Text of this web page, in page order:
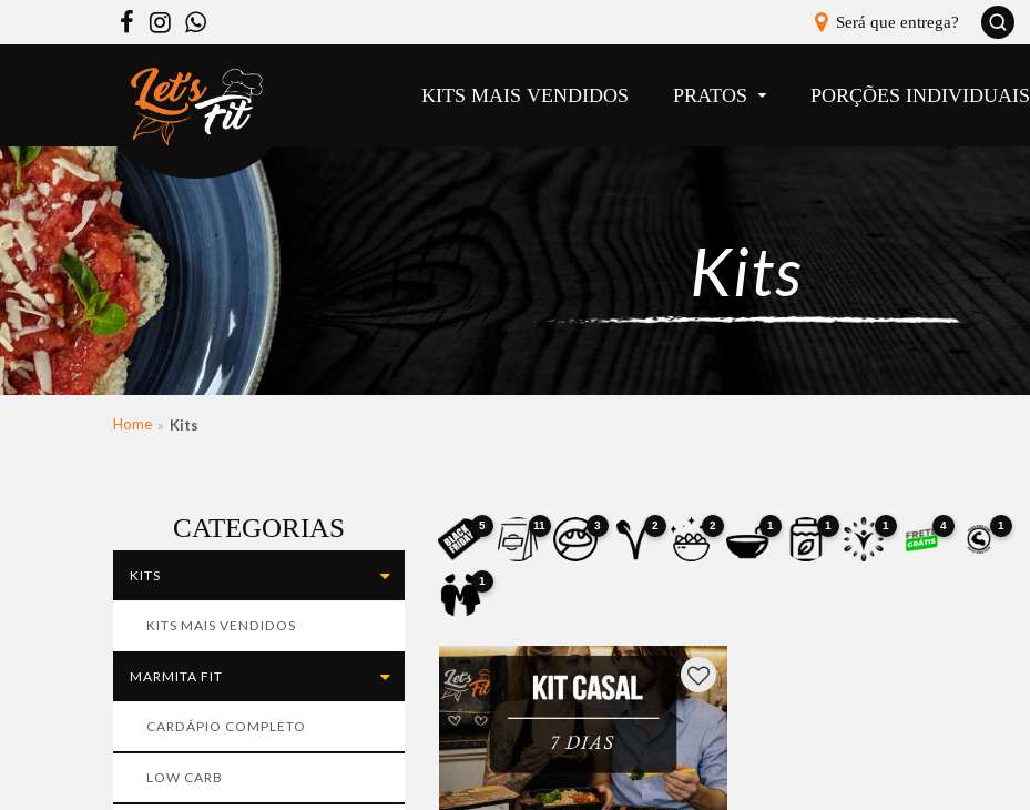
FacebookInstagramWhatsApp Será que entrega?
Abrir
busca
KITS MAIS VENDIDOS PRATOS PORÇÕES INDIVIDUAIS
Kits
Home Kits
CATEGORIAS
KITS
KITS MAIS VENDIDOS
MARMITA FIT
CARDÁPIO COMPLETO
LOW CARB
5 11 3 2 2 1 1 1 4 1
1